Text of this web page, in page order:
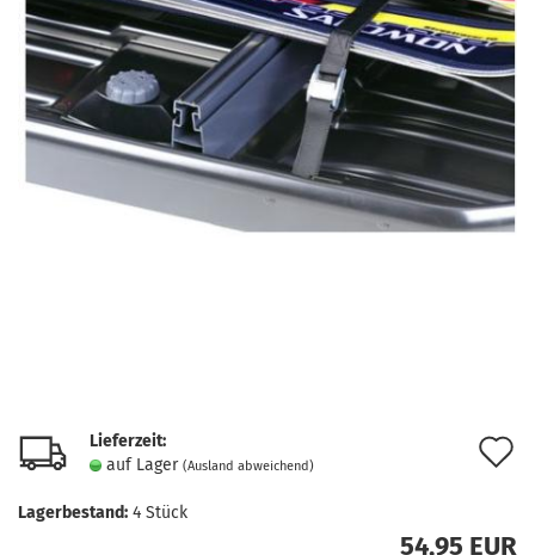
Lieferzeit:
auf Lager (Ausland abweichend)
Lagerbestand: 4 Stück
54,95 EUR